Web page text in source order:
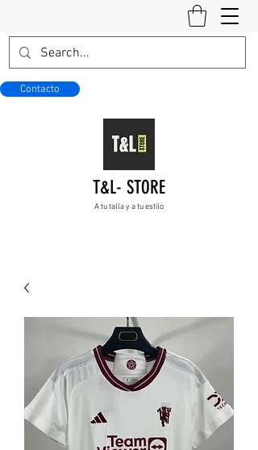
Contacto
T&L- STORE
A tu talla y a tu estilo